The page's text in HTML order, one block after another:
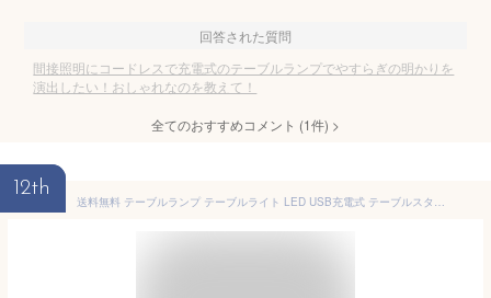
回答された質問
間接照明にコードレスで充電式のテーブルランプでやすらぎの明かりを
演出したい！おしゃれなのを教えて！
全てのおすすめコメント (1件) >
12th
送料無料 テーブルランプ テーブルライト LED USB充電式 テーブルスタンド 卓上 机上 ナイトライト 間接照明 インテリア照明 デスクライト デスクランプ レトロ 可愛い おしゃれ ベッドサイド 寝室 誕生日 贈り物 プレゼント リチウム